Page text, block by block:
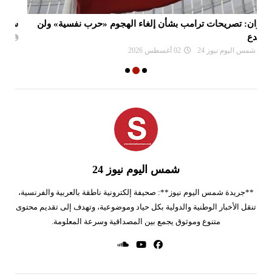
سفارات أمريكية تحثّ مواطنيها على مغادرة الشرق الأوسط
شمس اليوم نيوز 24
**جريدة شمس اليوم نيوز**: صحيفة إلكترونية ناطقة بالعربية والفرنسية،
تنقل الأخبار الوطنية والدولية بكل حياد وموضوعية، وتهدف إلى تقديم محتوى
متنوع وموثوق يجمع بين المصداقية وسرعة المعلومة.